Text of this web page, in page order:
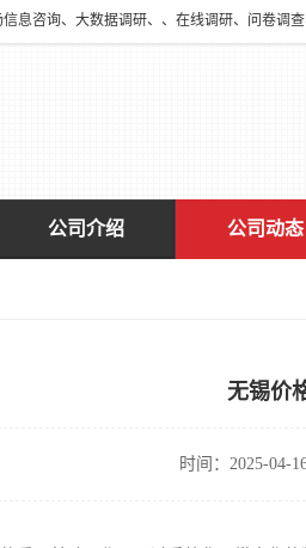
公司介绍 公司动态
无锡价
时间：2025-04-